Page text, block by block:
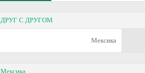
ДРУГ С ДРУГОМ
Мексика
Мексика